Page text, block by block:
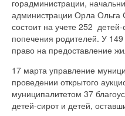
горадминистрации,
администрации Орла
состоит на учете 252
попечения родителей. У
право на предоставление
17 марта управление
проведении открытого
муниципалитетом 37
детей-сирот и детей,